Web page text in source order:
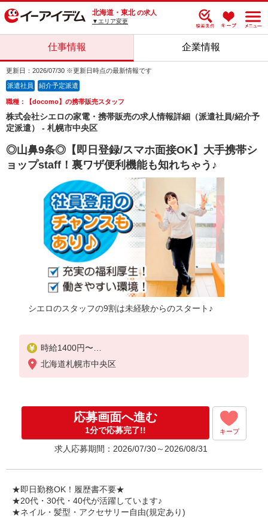
北海道・東北 の求人
▼エリア変更
仕事情報 企業情報
更新日：2026/07/30 ※更新日時点の最新情報です
派遣社員 紹介予定派遣
職種：【docomo】の携帯販売スタッフ
株式会社シエロの家電・携帯販売の求人情報詳細（派遣社員/紹介予
定派遣） - 札幌市中央区
◎山鼻9条◎【即日登録/スマホ面接OK】大手携帯シ
ョップstaff！裏ワザ便利機能も知れちゃう♪
シエロのスタッフの9割は未経験からのスタート♪
時給1400円〜
※残業代支給
★交通費別途支給（規定あり）
入社祝い金10万円支給(規定有)
お友達を紹介頂くと,
インセンティブ支給(規定有)
゜・。○。・゜+゜・。○。・゜+゜
北海道札幌市中央区
応募画面へ進む
1分で応募完了!! キープ
求人応募期間：2026/07/30～2026/08/31
★即日勤務OK！履歴書不要★
★20代・30代・40代が活躍しています♪
★ネイル・髪型・アクセサリー自由(規定あり)